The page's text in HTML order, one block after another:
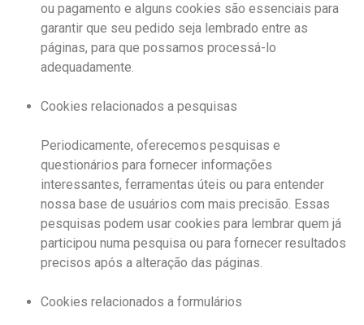
ou pagamento e alguns cookies são essenciais para
garantir que seu pedido seja lembrado entre as
páginas, para que possamos processá-lo
adequadamente.
Cookies relacionados a pesquisas
Periodicamente, oferecemos pesquisas e
questionários para fornecer informações
interessantes, ferramentas úteis ou para entender
nossa base de usuários com mais precisão. Essas
pesquisas podem usar cookies para lembrar quem já
participou numa pesquisa ou para fornecer resultados
precisos após a alteração das páginas.
Cookies relacionados a formulários